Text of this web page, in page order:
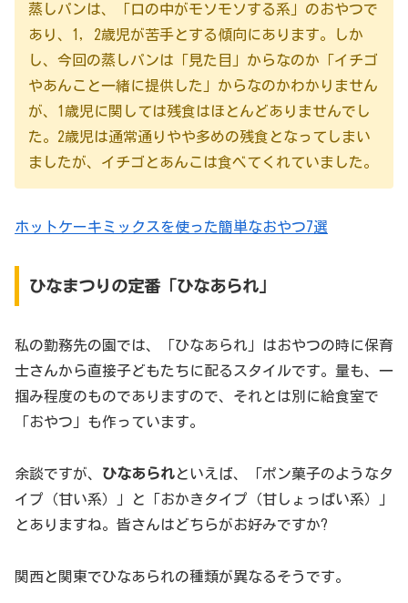
蒸しパンは、「口の中がモソモソする系」のおやつで
あり、1，2歳児が苦手とする傾向にあります。しか
し、今回の蒸しパンは「見た目」からなのか「イチゴ
やあんこと一緒に提供した」からなのかわかりません
が、1歳児に関しては残食はほとんどありませんでし
た。2歳児は通常通りやや多めの残食となってしまい
ましたが、イチゴとあんこは食べてくれていました。
ホットケーキミックスを使った簡単なおやつ7選
ひなまつりの定番「ひなあられ」
私の勤務先の園では、「ひなあられ」はおやつの時に保育
士さんから直接子どもたちに配るスタイルです。量も、一
掴み程度のものでありますので、それとは別に給食室で
「おやつ」も作っています。
余談ですが、 ひなあられといえば、「ポン菓子のようなタ
イプ（甘い系）」と「おかきタイプ（甘しょっぱい系）」
とありますね。皆さんはどちらがお好みですか?
関西と関東でひなあられの種類が異なるそうです。